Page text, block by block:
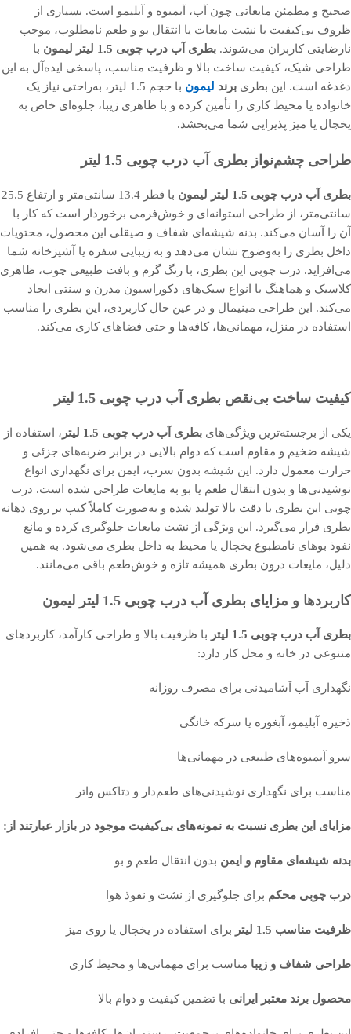
صحیح و مطمئن مایعاتی چون آب، آبمیوه و آبلیمو است. بسیاری از
ظروف بی‌کیفیت با نشت مایعات یا انتقال بو و طعم نامطلوب، موجب
نارضایتی کاربران می‌شوند. بطری آب درب چوبی 1.5 لیتر لیمون
با
طراحی شیک، کیفیت ساخت بالا و ظرفیت مناسب، پاسخی ایده‌آل به این
دغدغه است. این بطری برند لیمون
با حجم 1.5 لیتر، به‌راحتی نیاز یک
خانواده یا محیط کاری را تأمین کرده و با ظاهری زیبا، جلوه‌ای خاص به
یخچال یا میز پذیرایی شما می‌بخشد.
طراحی چشم‌نواز بطری آب درب چوبی 1.5 لیتر
بطری آب درب چوبی 1.5 لیتر لیمون
با قطر 13.4 سانتی‌متر و ارتفاع 25.5
سانتی‌متر، از طراحی استوانه‌ای و خوش‌فرمی برخوردار است که کار با
آن را آسان می‌کند. بدنه شیشه‌ای شفاف و صیقلی این محصول، محتویات
داخل بطری را به‌وضوح نشان می‌دهد و به زیبایی سفره یا آشپزخانه شما
می‌افزاید. درب چوبی این بطری، با رنگ گرم و بافت طبیعی چوب، ظاهری
کلاسیک و هماهنگ با انواع سبک‌های دکوراسیون مدرن و سنتی ایجاد
می‌کند. این طراحی مینیمال و در عین حال کاربردی، این بطری را مناسب
استفاده در منزل، مهمانی‌ها، کافه‌ها و حتی فضاهای کاری می‌کند.
کیفیت ساخت بی‌نقص بطری آب درب چوبی 1.5 لیتر
یکی از برجسته‌ترین ویژگی‌های بطری آب درب چوبی 1.5 لیتر
، استفاده از
شیشه ضخیم و مقاوم است که دوام بالایی در برابر ضربه‌های جزئی و
حرارت معمول دارد. این شیشه بدون سرب، ایمن برای نگهداری انواع
نوشیدنی‌ها و بدون انتقال طعم یا بو به مایعات طراحی شده است. درب
چوبی این بطری با دقت بالا تولید شده و به‌صورت کاملاً کیپ بر روی دهانه
بطری قرار می‌گیرد. این ویژگی از نشت مایعات جلوگیری کرده و مانع
نفوذ بوهای نامطبوع یخچال یا محیط به داخل بطری می‌شود. به همین
دلیل، مایعات درون بطری همیشه تازه و خوش‌طعم باقی می‌مانند.
کاربردها و مزایای بطری آب درب چوبی 1.5 لیتر لیمون
بطری آب درب چوبی 1.5 لیتر
با ظرفیت بالا و طراحی کارآمد، کاربردهای
متنوعی در خانه و محل کار دارد:
نگهداری آب آشامیدنی برای مصرف روزانه
ذخیره آبلیمو، آبغوره یا سرکه خانگی
سرو آبمیوه‌های طبیعی در مهمانی‌ها
مناسب برای نگهداری نوشیدنی‌های طعم‌دار و دتاکس واتر
مزایای این بطری نسبت به نمونه‌های بی‌کیفیت موجود در بازار عبارتند از:
بدنه شیشه‌ای مقاوم و ایمن بدون انتقال طعم و بو
درب چوبی محکم برای جلوگیری از نشت و نفوذ هوا
ظرفیت مناسب 1.5 لیتر برای استفاده در یخچال یا روی میز
طراحی شفاف و زیبا مناسب برای مهمانی‌ها و محیط کاری
محصول برند معتبر ایرانی با تضمین کیفیت و دوام بالا